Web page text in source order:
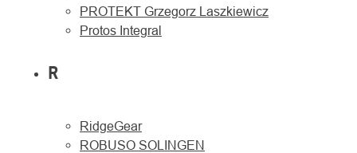
PROTEKT Grzegorz Laszkiewicz
Protos Integral
R
RidgeGear
ROBUSO SOLINGEN